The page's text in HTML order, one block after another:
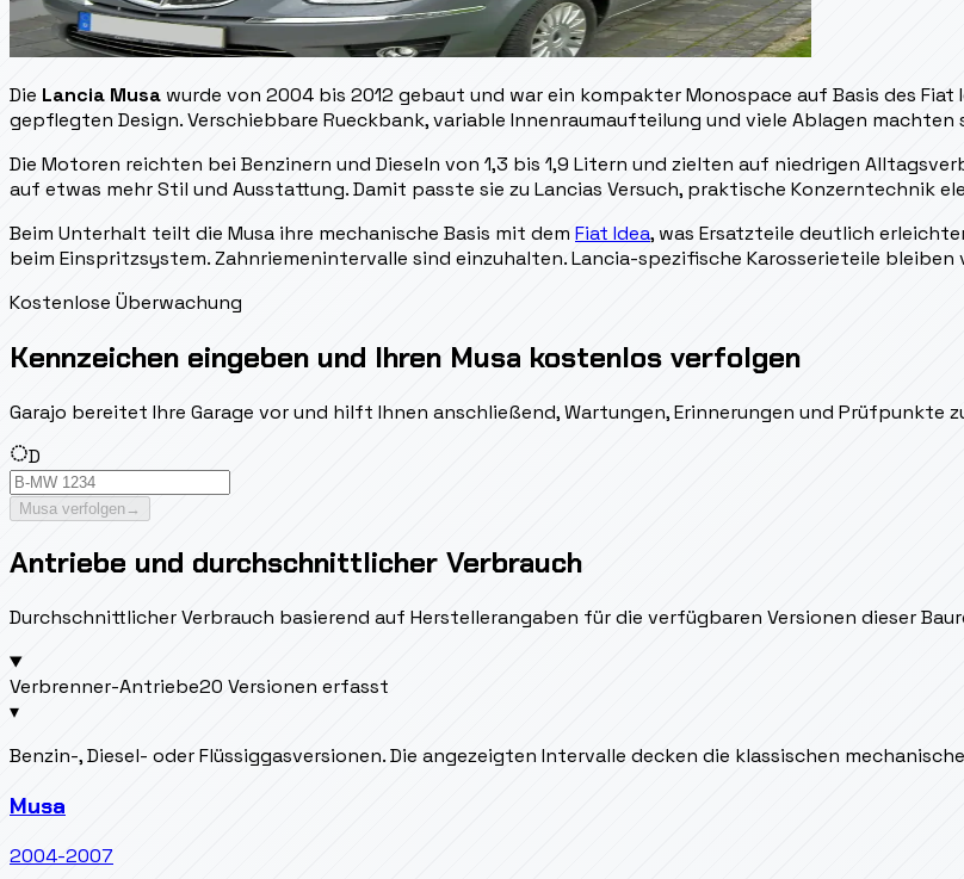
Die Lancia Musa wurde von 2004 bis 2012 gebaut und war ein kompakter Monospace auf Basis des
gepflegten Design. Verschiebbare Rueckbank, variable Innenraumaufteilung und viele Ablagen
Die Motoren reichten bei Benzinern und Dieseln von 1,3 bis 1,9 Litern und zielten auf niedrigen
auf etwas mehr Stil und Ausstattung. Damit passte sie zu Lancias Versuch, praktische Konzerntechnik
Beim Unterhalt teilt die Musa ihre mechanische Basis mit dem Fiat Idea, was Ersatzteile deutlich
beim Einspritzsystem. Zahnriemenintervalle sind einzuhalten. Lancia-spezifische Karosserieteile
Kostenlose Überwachung
Kennzeichen eingeben und Ihren Musa kostenlos verfolgen
Garajo bereitet Ihre Garage vor und hilft Ihnen anschließend, Wartungen, Erinnerungen und Prüfpunkte
D
Musa verfolgen →
Antriebe und durchschnittlicher Verbrauch
Durchschnittlicher Verbrauch basierend auf Herstellerangaben für die verfügbaren Versionen dieser
Verbrenner-Antriebe20 Versionen erfasst
▾
Benzin-, Diesel- oder Flüssiggasversionen. Die angezeigten Intervalle decken die klassischen
Musa
2004-2007